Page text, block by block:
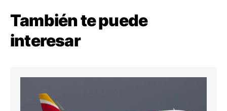
También te puede
interesar